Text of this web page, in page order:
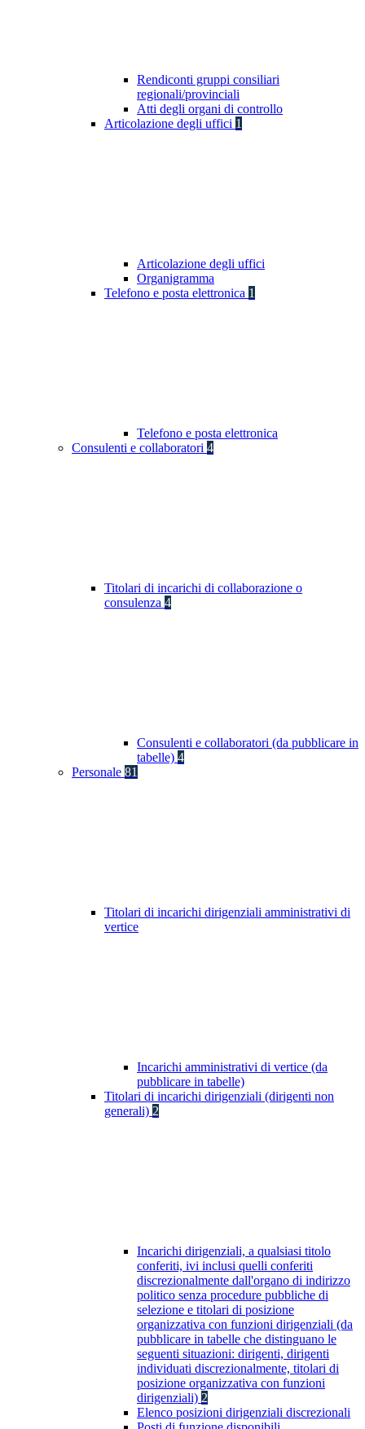
Rendiconti gruppi consiliari
regionali/provinciali
Atti degli organi di controllo
Articolazione degli uffici 1
Articolazione degli uffici
Organigramma
Telefono e posta elettronica 1
Telefono e posta elettronica
Consulenti e collaboratori 4
Titolari di incarichi di collaborazione o
consulenza 4
Consulenti e collaboratori (da pubblicare in
tabelle) 4
Personale 81
Titolari di incarichi dirigenziali amministrativi di
vertice
Incarichi amministrativi di vertice (da
pubblicare in tabelle)
Titolari di incarichi dirigenziali (dirigenti non
generali) 2
Incarichi dirigenziali, a qualsiasi titolo
conferiti, ivi inclusi quelli conferiti
discrezionalmente dall'organo di indirizzo
politico senza procedure pubbliche di
selezione e titolari di posizione
organizzativa con funzioni dirigenziali (da
pubblicare in tabelle che distinguano le
seguenti situazioni: dirigenti, dirigenti
individuati discrezionalmente, titolari di
posizione organizzativa con funzioni
dirigenziali) 2
Elenco posizioni dirigenziali discrezionali